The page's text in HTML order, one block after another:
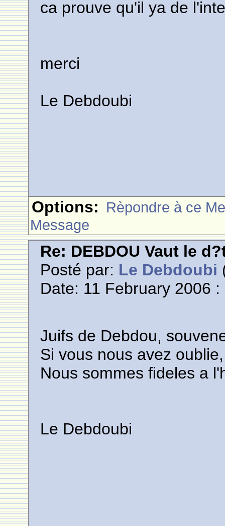
ca prouve qu'il ya de
merci
Le Debdoubi
Options: Rèpondre à ce
Message
Re: DEBDOU Vaut le
Posté par: Le Debdoubi
Date: 11 February 2006 :
Juifs de Debdou,
Si vous nous avez
Nous sommes fideles a
Le Debdoubi